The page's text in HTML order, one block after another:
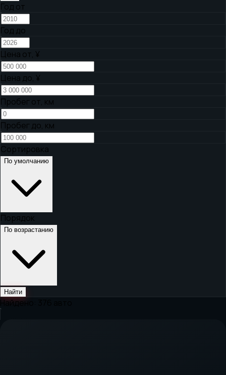
Год от
Год до
Цена от, ¥
Цена до, ¥
Пробег от, км
Пробег до, км
Сортировка
По умолчанию
Порядок
По возрастанию
Найти
Найдено: